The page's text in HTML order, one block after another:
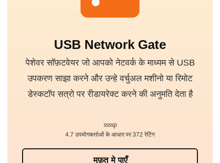
USB Network Gate
पेशेवर सॉफ़टवेयर जो आपको नेटवर्क के माध्यम से USB
उपकरण साझा करने और उन्हे वर्चुअल मशीनो या रिमोट
डेस्कटॉप सत्रो पर रीडायरेक्ट करने की अनुमति देता है
मुफ़त मे पाएँ
4.7 उपयोगकर्ताओं के आधार पर 372 रेटिंग